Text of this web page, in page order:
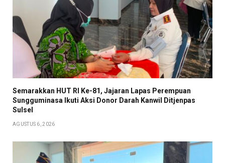
Semarakkan HUT RI Ke-81, Jajaran Lapas Perempuan
Sungguminasa Ikuti Aksi Donor Darah Kanwil Ditjenpas
Sulsel
AGUSTUS 6, 2026